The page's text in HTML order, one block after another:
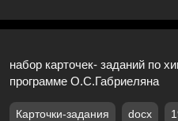
набор карточек- заданий по
программе О.С.Габриеляна
Карточки-задания docx